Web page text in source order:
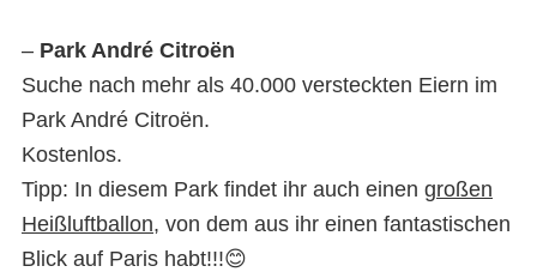
– Park André Citroën
Suche nach mehr als 40.000 versteckten Eiern im
Park André Citroën.
Kostenlos.
Tipp: In diesem Park findet ihr auch einen großen
Heißluftballon, von dem aus ihr einen fantastischen
Blick auf Paris habt!!!😊